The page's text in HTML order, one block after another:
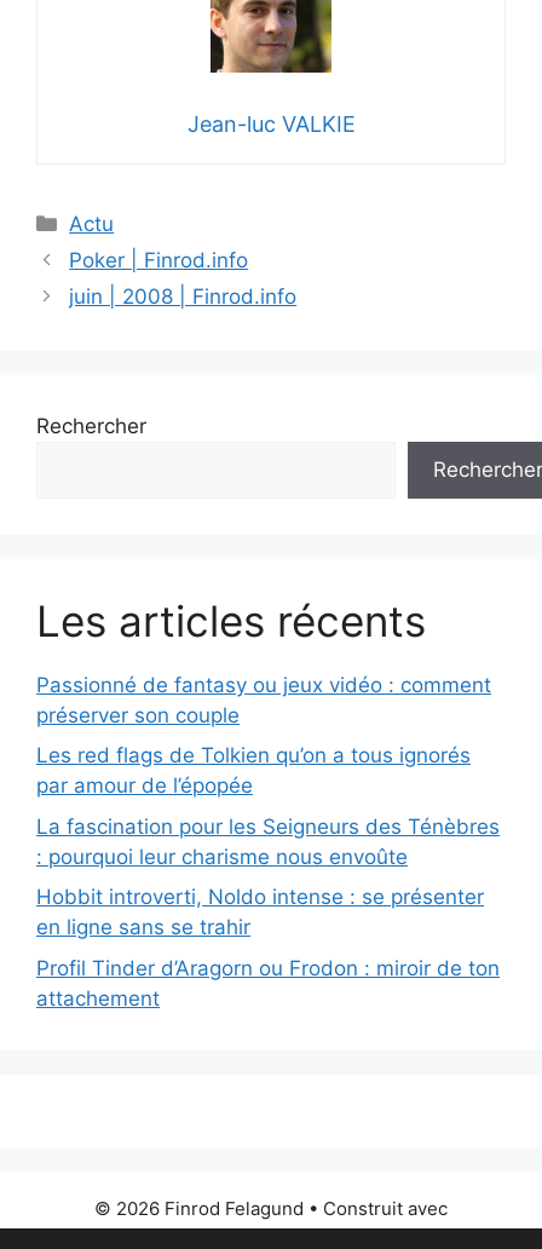
Jean-luc VALKIE
Catégories
Actu
Poker | Finrod.info
juin | 2008 | Finrod.info
Rechercher
Rechercher
Les articles récents
Passionné de fantasy ou jeux vidéo : comment
préserver son couple
Les red flags de Tolkien qu’on a tous ignorés
par amour de l’épopée
La fascination pour les Seigneurs des Ténèbres
: pourquoi leur charisme nous envoûte
Hobbit introverti, Noldo intense : se présenter
en ligne sans se trahir
Profil Tinder d’Aragorn ou Frodon : miroir de ton
attachement
© 2026 Finrod Felagund • Construit avec
GeneratePress